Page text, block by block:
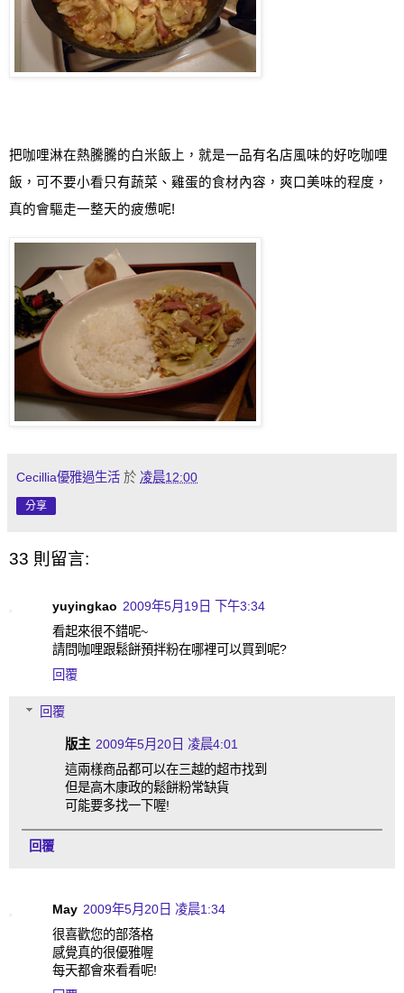
把咖哩淋在熱騰騰的白米飯上，就是一品有名店風味的好吃咖哩
飯，可不要小看只有蔬菜 、 雞蛋的食材內容，爽口美味的程度，
真的會驅走一整天的疲憊呢!
Cecillia優雅過生活 於 凌晨12:00
分享
33 則留言:
yuyingkao 2009年5月19日 下午3:34
看起來很不錯呢~
請問咖哩跟鬆餅預拌粉在哪裡可以買到呢?
回覆
回覆
版主 2009年5月20日 凌晨4:01
這兩樣商品都可以在三越的超市找到
但是高木康政的鬆餅粉常缺貨
可能要多找一下喔!
回覆
May 2009年5月20日 凌晨1:34
很喜歡您的部落格
感覺真的很優雅喔
每天都會來看看呢!